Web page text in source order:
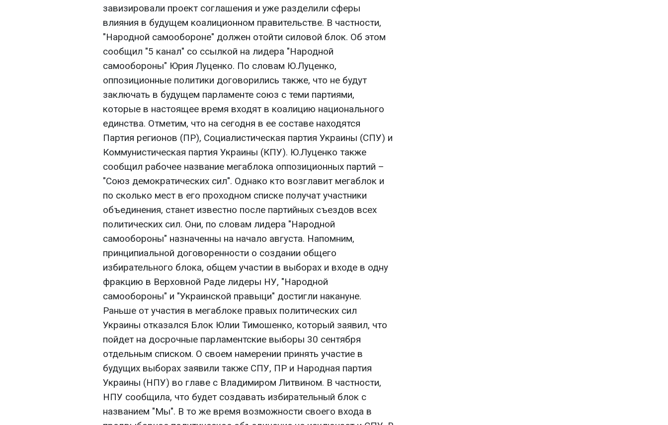
завизировали проект соглашения и уже разделили сферы
влияния в будущем коалиционном правительстве. В частности,
"Народной самообороне" должен отойти силовой блок. Об этом
сообщил "5 канал" со ссылкой на лидера "Народной
самообороны" Юрия Луценко. По словам Ю.Луценко,
оппозиционные политики договорились также, что не будут
заключать в будущем парламенте союз с теми партиями,
которые в настоящее время входят в коалицию национального
единства. Отметим, что на сегодня в ее составе находятся
Партия регионов (ПР), Социалистическая партия Украины (СПУ) и
Коммунистическая партия Украины (КПУ). Ю.Луценко также
сообщил рабочее название мегаблока оппозиционных партий –
"Союз демократических сил". Однако кто возглавит мегаблок и
по сколько мест в его проходном списке получат участники
объединения, станет известно после партийных съездов всех
политических сил. Они, по словам лидера "Народной
самообороны" назначенны на начало августа. Напомним,
принципиальной договоренности о создании общего
избирательного блока, общем участии в выборах и входе в одну
фракцию в Верховной Раде лидеры НУ, "Народной
самообороны" и "Украинской правыци" достигли накануне.
Раньше от участия в мегаблоке правых политических сил
Украины отказался Блок Юлии Тимошенко, который заявил, что
пойдет на досрочные парламентские выборы 30 сентября
отдельным списком. О своем намерении принять участие в
будущих выборах заявили также СПУ, ПР и Народная партия
Украины (НПУ) во главе с Владимиром Литвином. В частности,
НПУ сообщила, что будет создавать избирательный блок с
названием "Мы". В то же время возможности своего входа в